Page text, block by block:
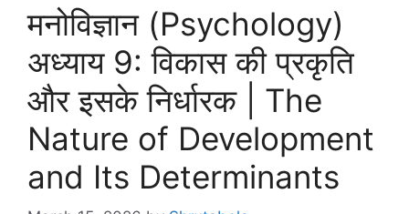
मनोविज्ञान (Psychology)
अध्याय 9: विकास की प्रकृति
और इसके निर्धारक | The
Nature of Development
and Its Determinants